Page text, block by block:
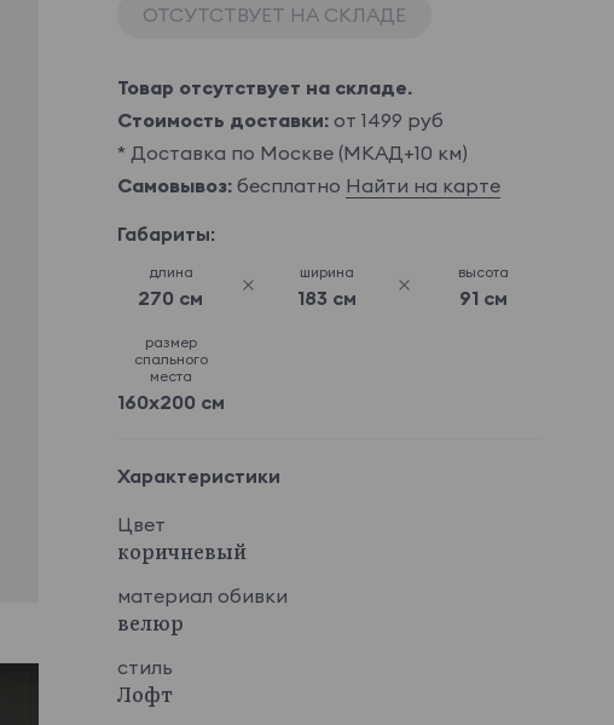
ОТСУТСТВУЕТ НА СКЛАДЕ
Товар отсутствует на складе.
Стоимость доставки:от 1499 руб
* Доставка по Москве (МКАД+10 км)
Самовывоз:бесплатно Найти на карте
Габариты:
длина
270 см
ширина
183 см
высота
91 см
размер
спального
места
160x200 см
Характеристики
Цвет
коричневый
материал обивки
велюр
стиль
Лофт